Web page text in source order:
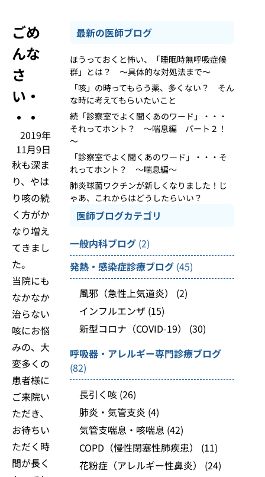
ごめ
んな
さ
い・
・・
2019年
11月9日
秋も深ま
り、やは
り咳の続
く方がか
なり増え
てきまし
た。
当院にも
なかなか
治らない
咳にお悩
みの、大
変多くの
患者様に
ご来院い
ただき、
お待ちい
ただく時
間が長く
最新の医師ブログ
ほうっておくと怖い、「睡眠時無呼吸症候
群」とは？ ～具体的な対処法まで～
「咳」の時ってもらう薬、多くない？ そん
な時に考えてもらいたいこと
続「診察室でよく聞くあのワード」・・・
それってホント？ ～喘息編 パート２！
～
「診察室でよく聞くあのワード」・・・そ
れってホント？ ～喘息編～
肺炎球菌ワクチンが新しくなりました！じ
ゃあ、これからはどうしたらいい？
医師ブログカテゴリ
一般内科ブログ (2)
発熱・感染症診療ブログ (45)
風邪（急性上気道炎）
(2)
インフルエンザ (15)
新型コロナ（COVID-19）
(30)
呼吸器・アレルギー専門診療ブログ
(82)
長引く咳 (26)
肺炎・気管支炎 (4)
気管支喘息・咳喘息 (42)
COPD（慢性閉塞性肺疾患）
(11)
花粉症（アレルギー性鼻炎）
(24)